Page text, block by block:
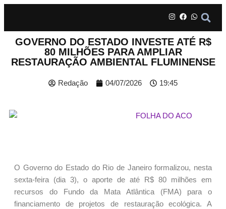
GOVERNO DO ESTADO INVESTE ATÉ R$
80 MILHÕES PARA AMPLIAR
RESTAURAÇÃO AMBIENTAL FLUMINENSE
Redação 04/07/2026 19:45
O Governo do Estado do Rio de Janeiro formalizou, nesta
sexta-feira (dia 3), o aporte de até R$ 80 milhões em
recursos do Fundo da Mata Atlântica (FMA) para o
financiamento de projetos de restauração ecológica. A